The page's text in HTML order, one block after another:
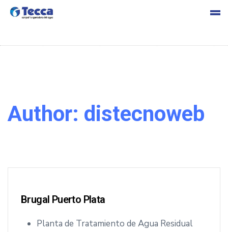
Author: distecnoweb
Brugal Puerto Plata
Planta de Tratamiento de Agua Residual